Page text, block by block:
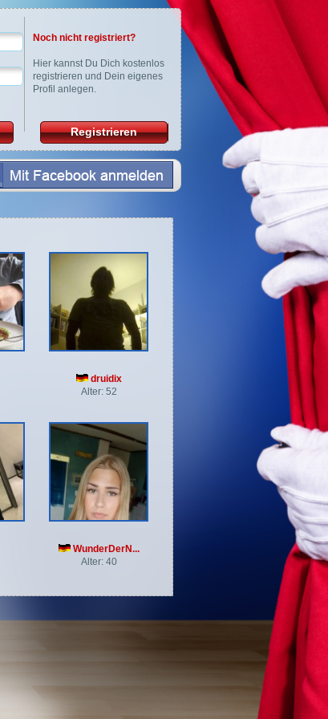
Noch nicht registriert?
Hier kannst Du Dich kostenlos
registrieren und Dein eigenes
Profil anlegen.
Registrieren
druidix
Alter: 52
WunderDerN...
Alter: 40